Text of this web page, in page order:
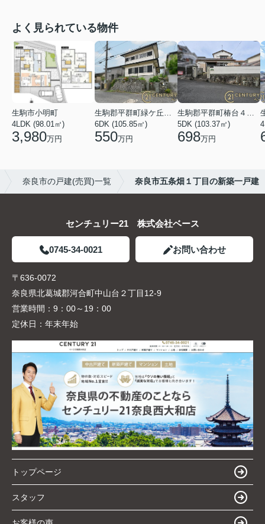
よく見られている物件
生駒市小明町
4LDK (98.01㎡)
3,980万円
生駒郡平群町緑ケ丘５丁目
6DK (105.85㎡)
550万円
生駒郡平群町椿台４丁目
5DK (103.37㎡)
698万円
奈良市の戸建(売買)一覧 奈良市五条畑１丁目の新築一戸建
センチュリー21 株式会社ベース
0745-34-0021 お問い合わせ
〒636-0072
奈良県北葛城郡河合町中山台２丁目12-9
営業時間： 9：00～19：00
定休日： 年末年始
トップページ
スタッフ